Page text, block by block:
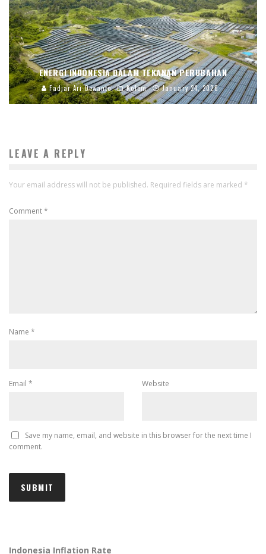
ENERGI INDONESIA DALAM TEKANAN PERUBAHAN
Fadjar Ari Dewanto Kolom January 24, 2026
LEAVE A REPLY
Your email address will not be published. Required fields are marked *
Comment*
Name *
Email * Website
Save my name, email, and website in this browser for the next time I
comment.
Indonesia Inflation Rate